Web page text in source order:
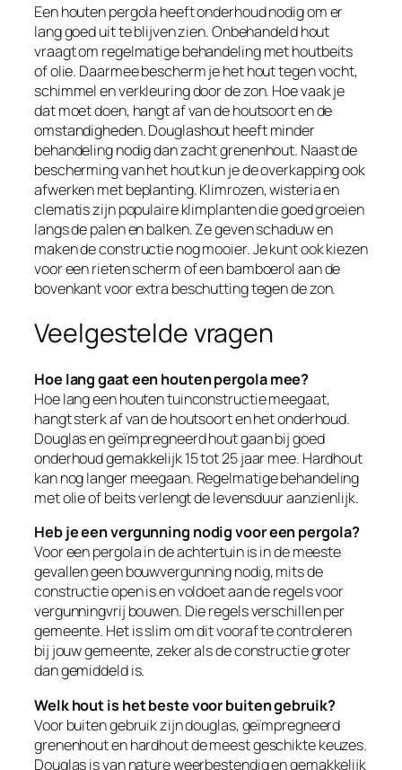
Een houten pergola heeft onderhoud nodig om er
lang goed uit te blijven zien. Onbehandeld hout
vraagt om regelmatige behandeling met houtbeits
of olie. Daarmee bescherm je het hout tegen vocht,
schimmel en verkleuring door de zon. Hoe vaak je
dat moet doen, hangt af van de houtsoort en de
omstandigheden. Douglashout heeft minder
behandeling nodig dan zacht grenenhout. Naast de
bescherming van het hout kun je de overkapping ook
afwerken met beplanting. Klimrozen, wisteria en
clematis zijn populaire klimplanten die goed groeien
langs de palen en balken. Ze geven schaduw en
maken de constructie nog mooier. Je kunt ook kiezen
voor een rieten scherm of een bamboerol aan de
bovenkant voor extra beschutting tegen de zon.
Veelgestelde vragen
Hoe lang gaat een houten pergola mee?
Hoe lang een houten tuinconstructie meegaat,
hangt sterk af van de houtsoort en het onderhoud.
Douglas en geïmpregneerd hout gaan bij goed
onderhoud gemakkelijk 15 tot 25 jaar mee. Hardhout
kan nog langer meegaan. Regelmatige behandeling
met olie of beits verlengt de levensduur aanzienlijk.
Heb je een vergunning nodig voor een pergola?
Voor een pergola in de achtertuin is in de meeste
gevallen geen bouwvergunning nodig, mits de
constructie open is en voldoet aan de regels voor
vergunningvrij bouwen. Die regels verschillen per
gemeente. Het is slim om dit vooraf te controleren
bij jouw gemeente, zeker als de constructie groter
dan gemiddeld is.
Welk hout is het beste voor buiten gebruik?
Voor buiten gebruik zijn douglas, geïmpregneerd
grenenhout en hardhout de meest geschikte keuzes.
Douglas is van nature weerbestendig en gemakkelijk